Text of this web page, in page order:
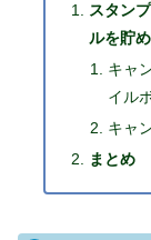
スタン
ルを貯
キャ
イル
キャ
まとめ